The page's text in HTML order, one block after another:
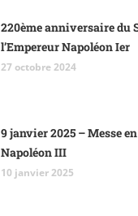
220ème anniversaire du
l’Empereur Napoléon Ier
27 octobre 2024
9 janvier 2025 – Messe
Napoléon III
10 janvier 2025